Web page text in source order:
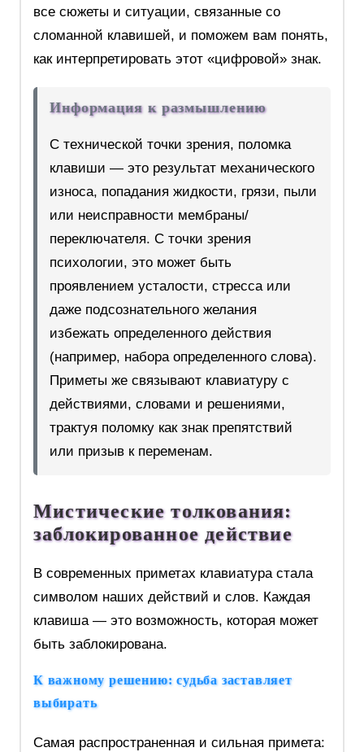
все сюжеты и ситуации, связанные со
сломанной клавишей, и поможем вам понять,
как интерпретировать этот «цифровой» знак.
Информация к размышлению
С технической точки зрения, поломка
клавиши — это результат механического
износа, попадания жидкости, грязи, пыли
или неисправности мембраны/
переключателя. С точки зрения
психологии, это может быть
проявлением усталости, стресса или
даже подсознательного желания
избежать определенного действия
(например, набора определенного слова).
Приметы же связывают клавиатуру с
действиями, словами и решениями,
трактуя поломку как знак препятствий
или призыв к переменам.
Мистические толкования:
заблокированное действие
В современных приметах клавиатура стала
символом наших действий и слов. Каждая
клавиша — это возможность, которая может
быть заблокирована.
К важному решению: судьба заставляет
выбирать
Самая распространенная и сильная примета: